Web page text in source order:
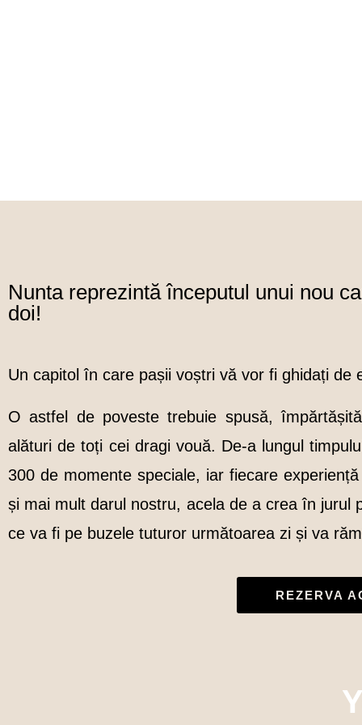
Nunta reprezintă începutul unui nou
doi!
Un capitol în care pașii voștri vă vor fi ghidați de
O astfel de poveste trebuie spusă,
alături de toți cei dragi vouă. De-a lungul
300 de momente speciale, iar fiecare
și mai mult darul nostru, acela de a crea în jurul
ce va fi pe buzele tuturor următoarea zi și va
REZERVA